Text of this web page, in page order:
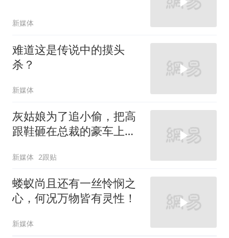
新媒体
难道这是传说中的摸头
杀？
新媒体
灰姑娘为了追小偷，把高
跟鞋砸在总裁的豪车上，
新媒体 2跟贴
蝼蚁尚且还有一丝怜悯之
心，何况万物皆有灵性！
新媒体